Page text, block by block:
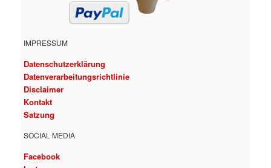
IMPRESSUM
Datenschutzerklärung
Datenverarbeitungsrichtlinie
Disclaimer
Kontakt
Satzung
SOCIAL MEDIA
Facebook